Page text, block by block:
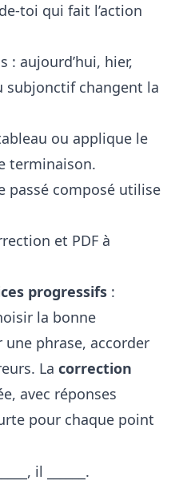
toi qui fait l’action
: aujourd’hui, hier,
subjonctif changent la
ou applique le
terminaison.
passé composé utilise
et PDF à
progressifs :
la bonne
phrase, accorder
La correction
avec réponses
pour chaque point
il ______.